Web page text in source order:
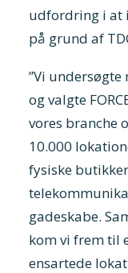
udfordring i at
på grund af
”Vi
og valgte
vores branche
10.000
fysiske
gadeskabe.
kom vi frem til
ensartede